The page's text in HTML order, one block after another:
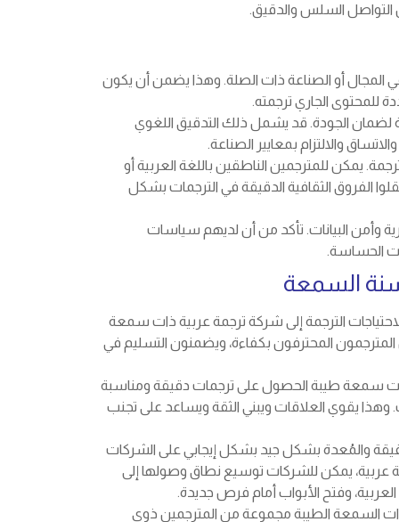
التواصل السلس والدقيق.
أو الصناعة ذات الصلة. وهذا يضمن أن يكون
للمحتوى الجاري ترجمته.
لضمان الجودة. قد يشمل ذلك التدقيق اللغوي
والالتزام بمعايير الصناعة.
يمكن للمترجمين الناطقين باللغة العربية أو
الفروق الثقافية الدقيقة في الترجمات بشكل
وأمن البيانات. تأكد من أن لديهم سياسات
الحساسة.
السمعة
الترجمة إلى شركة ترجمة عربية ذات سمعة
المحترفون بكفاءة، ويضمنون التسليم في
سمعة طيبة الحصول على ترجمات دقيقة ومناسبة
وهذا يقوي العلاقات ويبني الثقة ويساعد على تجنب
والمُعدة بشكل جيد بشكل إيجابي على الشركات
عربية، يمكن للشركات توسيع نطاق وصولها إلى
وفتح الأبواب أمام فرص جديدة.
ذات السمعة الطيبة مجموعة من المترجمين ذوي